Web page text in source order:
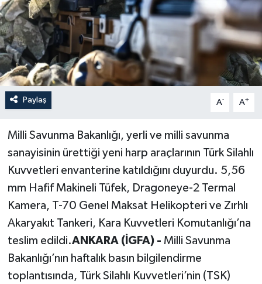
Paylaş A- A+
Milli Savunma Bakanlığı, yerli ve milli savunma
sanayisinin ürettiği yeni harp araçlarının Türk Silahlı
Kuvvetleri envanterine katıldığını duyurdu. 5,56
mm Hafif Makineli Tüfek, Dragoneye-2 Termal
Kamera, T-70 Genel Maksat Helikopteri ve Zırhlı
Akaryakıt Tankeri, Kara Kuvvetleri Komutanlığı’na
teslim edildi.ANKARA (İGFA) - Milli Savunma
Bakanlığı’nın haftalık basın bilgilendirme
toplantısında, Türk Silahlı Kuvvetleri’nin (TSK)